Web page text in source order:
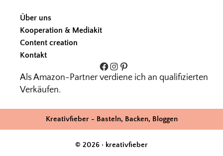
Über uns
Kooperation & Mediakit
Content creation
Kontakt
Facebook
Instagram
Pinterest
Als Amazon-Partner verdiene ich an qualifizierten
Verkäufen.
Kreativfieber - Basteln, Backen, Bloggen
© 2026 · kreativfieber